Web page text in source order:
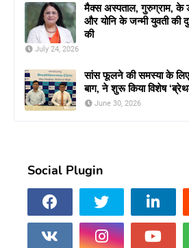
मैक्स अस्पताल, गुरुग्राम, के
और योनि के जन्मी युवती की
की
July 24, 2026
सांस फूलने की समस्या के लिए
बाग, ने शुरू किया विशेष
June 30, 2026
Social Plugin